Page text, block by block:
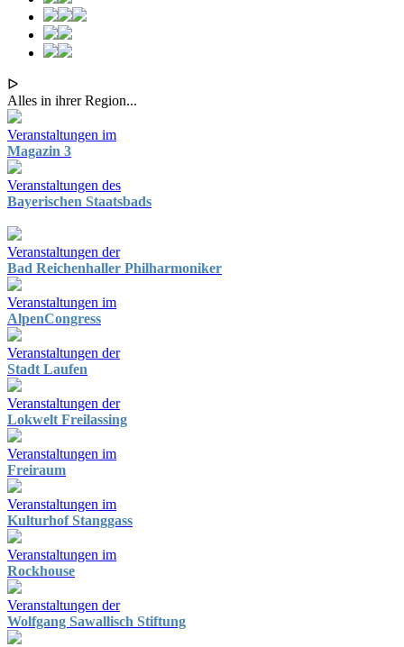
ᐅ
Alles in ihrer Region...
Veranstaltungen im
Magazin 3
Veranstaltungen des
Bayerischen Staatsbads
Veranstaltungen der
Bad Reichenhaller Philharmoniker
Veranstaltungen im
AlpenCongress
Veranstaltungen der
Stadt Laufen
Veranstaltungen der
Lokwelt Freilassing
Veranstaltungen im
Freiraum
Veranstaltungen im
Kulturhof Stanggass
Veranstaltungen im
Rockhouse
Veranstaltungen der
Wolfgang Sawallisch Stiftung